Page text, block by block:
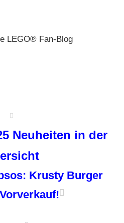
LEGO® Fan-Blog
Neuheiten in der
Krusty Burger